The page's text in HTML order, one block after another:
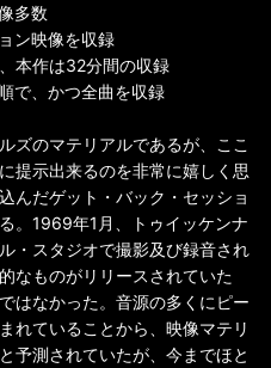
多数
ン映像を収録
本作は32分間の収録
で、かつ全曲を収録
ズのマテリアルであるが、ここ
提示出来るのを非常に嬉しく思
んだゲット・バック・セッショ
。1969年1月、トゥイッケンナ
・スタジオで撮影及び録音され
なものがリリースされていた
はなかった。音源の多くにピー
れていることから、映像マテリ
予測されていたが、今までほと